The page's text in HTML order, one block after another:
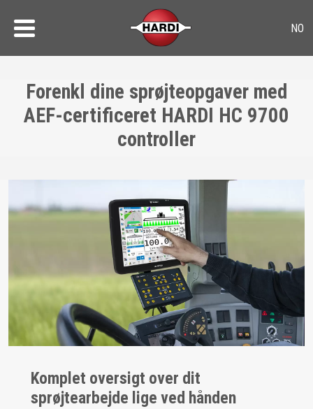
Forenkl dine sprøjteopgaver med
AEF-certificeret HARDI HC 9700
controller
Komplet oversigt over dit
sprøjtearbejde lige ved hånden